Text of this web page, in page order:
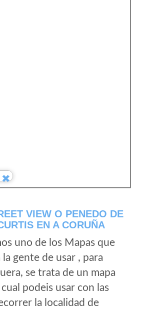
VIEW O PENEDO DE
EN A CORUÑA
uno de los Mapas que
la gente de usar , para
se trata de un mapa
podeis usar con las
la localidad de